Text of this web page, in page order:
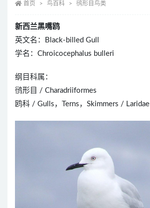
首页 鸟百科 鸻形目鸟类
新西兰黑嘴鸥
英文名：Black-billed Gull
学名：Chroicocephalus bulleri
纲目科属：
鸻形目 / Charadriiformes
鸥科 / Gulls，Terns，Skimmers / Laridae